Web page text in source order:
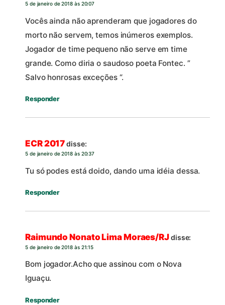
5 de janeiro de 2018 às 20:07
Vocês ainda não aprenderam que jogadores do
morto não servem, temos inúmeros exemplos.
Jogador de time pequeno não serve em time
grande. Como diria o saudoso poeta Fontec. ”
Salvo honrosas exceções “.
Responder
ECR 2017disse:
5 de janeiro de 2018 às 20:37
Tu só podes está doido, dando uma idéia dessa.
Responder
Raimundo Nonato Lima Moraes/RJdisse:
5 de janeiro de 2018 às 21:15
Bom jogador.Acho que assinou com o Nova
Iguaçu.
Responder